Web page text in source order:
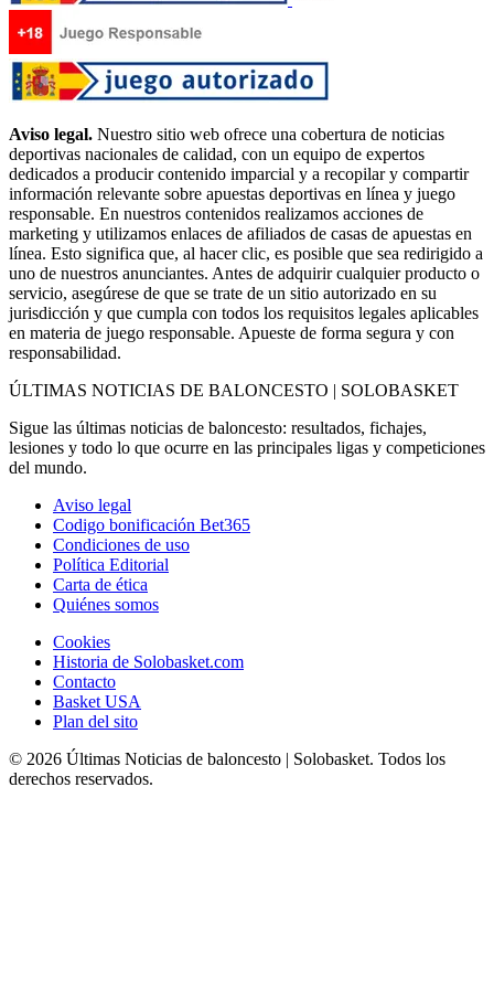
Aviso legal. Nuestro sitio web ofrece una cobertura de noticias
deportivas nacionales de calidad, con un equipo de expertos
dedicados a producir contenido imparcial y a recopilar y compartir
información relevante sobre apuestas deportivas en línea y juego
responsable. En nuestros contenidos realizamos acciones de
marketing y utilizamos enlaces de afiliados de casas de apuestas en
línea. Esto significa que, al hacer clic, es posible que sea redirigido a
uno de nuestros anunciantes. Antes de adquirir cualquier producto o
servicio, asegúrese de que se trate de un sitio autorizado en su
jurisdicción y que cumpla con todos los requisitos legales aplicables
en materia de juego responsable. Apueste de forma segura y con
responsabilidad.
ÚLTIMAS NOTICIAS DE BALONCESTO | SOLOBASKET
Sigue las últimas noticias de baloncesto: resultados, fichajes,
lesiones y todo lo que ocurre en las principales ligas y competiciones
del mundo.
Aviso legal
Codigo bonificación Bet365
Condiciones de uso
Política Editorial
Carta de ética
Quiénes somos
Cookies
Historia de Solobasket.com
Contacto
Basket USA
Plan del sito
© 2026 Últimas Noticias de baloncesto | Solobasket. Todos los
derechos reservados.